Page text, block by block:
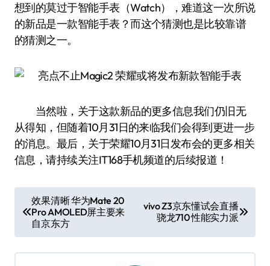
想到的莫过于智能手表（Watch），难道这一次所说
的新品是一款智能手表？而这个猜测也是比较靠谱
的猜测之一。
当然啦，关于这款新品的更多信息我们仍旧无
从得知，但随着10月31日的来临我们会得到更进一步
的消息。最后，关于荣耀10月31日发布会的更多相关
信息，请持续关注IT168手机频道的后续报道！
章
导
航
效果清晰 华为Mate 20
Pro AMOLED屏主要来
自京东方
vivo Z3京东懂试会直播
骁龙710 性能实力派